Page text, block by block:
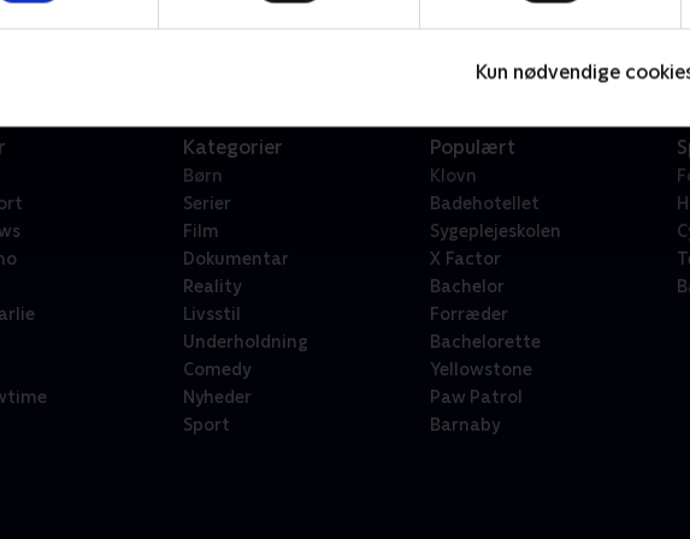
Kun nødvendige
Kategorier
Børn
Serier
Film
Dokumentar
Reality
Livsstil
Underholdning
Comedy
Nyheder
Sport
Populært
Klovn
Badehotellet
Sygeplejeskolen
X Factor
Bachelor
Forræder
Bachelorette
Yellowstone
Paw Patrol
Barnaby